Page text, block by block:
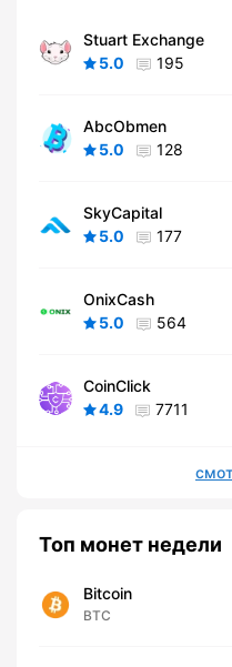
Stuart Exchange
5.0
195
AbcObmen
5.0
128
SkyCapital
5.0
177
OnixCash
5.0
564
CoinClick
4.9
7711
Топ монет недели
Bitcoin
BTC